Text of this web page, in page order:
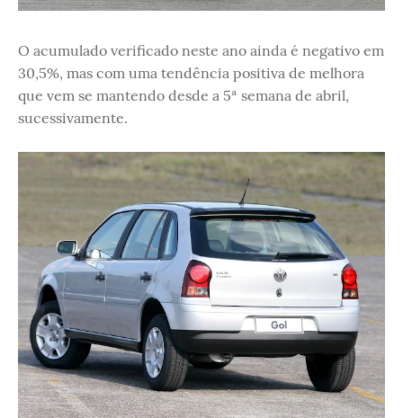
O acumulado verificado neste ano ainda é negativo em
30,5%, mas com uma tendência positiva de melhora
que vem se mantendo desde a 5ª semana de abril,
sucessivamente.